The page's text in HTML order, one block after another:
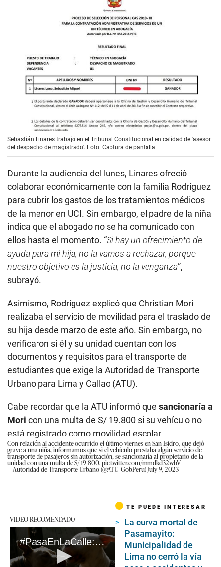
Sebastián Linares trabajó en el Tribunal Constitucional en calidad de 'asesor
del despacho de magistrado'. Foto: Captura de pantalla
Durante la audiencia del lunes, Linares ofreció
colaborar económicamente con la familia Rodríguez
para cubrir los gastos de los tratamientos médicos
de la menor en UCI. Sin embargo, el padre de la niña
indica que el abogado no se ha comunicado con
ellos hasta el momento. “Si hay un ofrecimiento de
ayuda para mi hija, no la vamos a rechazar, porque
nuestro objetivo es la justicia, no la venganza”,
subrayó.
Asimismo, Rodríguez explicó que Christian Mori
realizaba el servicio de movilidad para el traslado de
su hija desde marzo de este año. Sin embargo, no
verificaron si él y su unidad cuentan con los
documentos y requisitos para el transporte de
estudiantes que exige la Autoridad de Transporte
Urbano para Lima y Callao (ATU).
Cabe recordar que la ATU informó que sancionaría a
Mori con una multa de S/ 19.800 si su vehículo no
está registrado como movilidad escolar.
Con relación al accidente ocurrido el último viernes en San Isidro, que dejó
grave a una niña, informamos que si el vehículo prestaba algún servicio de
transporte de pasajeros sin autorización, se sancionaría al propietario de la
unidad con una multa de S/ 19 800.pic.twitter.com/mmdkd32wbV
— Autoridad de Transporte Urbano (@ATU_GobPeru)July 9, 2023
VIDEO RECOMENDADO
#PasaEnLaCalle: El oscuro negocio de los perros agresivos en Lima #VideosEC
TE PUEDE INTERESAR
La curva mortal de
Pasamayito:
Municipalidad de
Lima no cerró la vía